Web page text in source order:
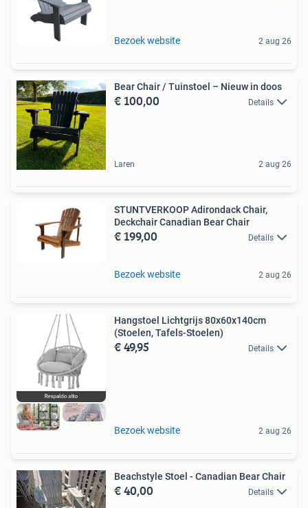
Bezoek website 2 aug 26
Bear Chair / Tuinstoel – Nieuw in doos
€ 100,00 Details
Laren 2 aug 26
STUNTVERKOOP Adirondack Chair,
Deckchair Canadian Bear Chair
€ 199,00 Details
Bezoek website 2 aug 26
Hangstoel Lichtgrijs 80x60x140cm
(Stoelen, Tafels-Stoelen)
€ 49,95 Details
Bezoek website 2 aug 26
Beachstyle Stoel - Canadian Bear Chair
€ 40,00 Details